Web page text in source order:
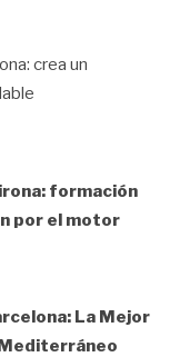
crea un
formación
por el motor
La Mejor